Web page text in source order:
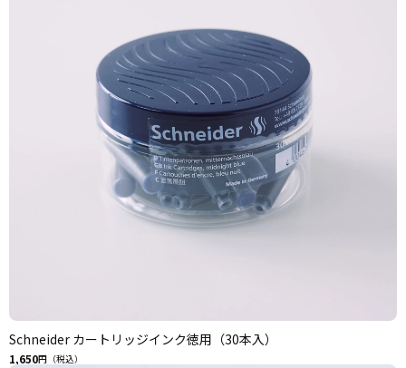
Schneider カートリッジインク徳用（30本入）
1,650円（税込）